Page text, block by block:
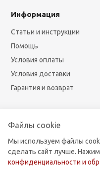
Информация
Статьи и инструкции
Помощь
Условия оплаты
Условия доставки
Гарантия и возврат
для бытовой и
Файлы cookie
Мы используем файлы
сделать сайт лучше.
конфиденциальности и